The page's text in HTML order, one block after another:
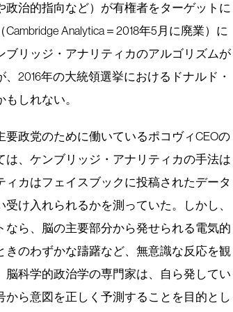
治的指向など）が有権者をターゲットに
Analytica＝2018年5月に廃業）に
リッジ・アナリティカのアルゴリズムが
2016年の大統領選挙におけるドナルド・
しれない。
政党のために働いているポコヴィCEOの
、ケンブリッジ・アナリティカの手法は
カはフェイスブックに投稿されたデータ
け入れられるかを測っていた。しかし、
ら、脳の主要部分から発せられる電気的
のわずかな躊躇など、無意識な反応を観
科学的政治学の専門家は、自ら発してい
ら意図を正しく予測することを目的とし